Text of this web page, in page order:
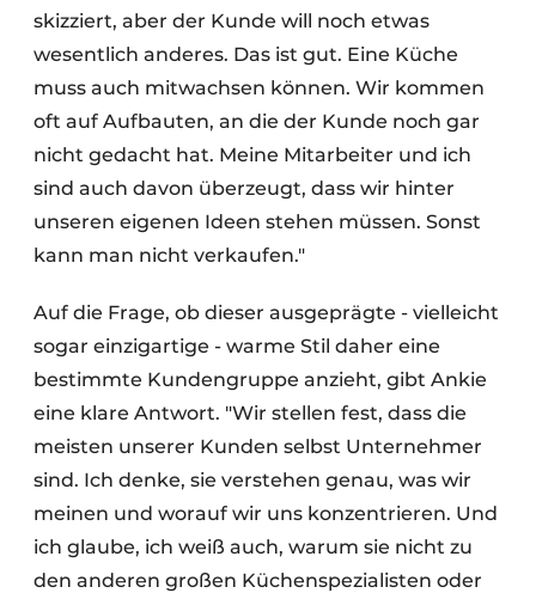
skizziert, aber der Kunde will noch etwas
wesentlich anderes. Das ist gut. Eine Küche
muss auch mitwachsen können. Wir kommen
oft auf Aufbauten, an die der Kunde noch gar
nicht gedacht hat. Meine Mitarbeiter und ich
sind auch davon überzeugt, dass wir hinter
unseren eigenen Ideen stehen müssen. Sonst
kann man nicht verkaufen."
Auf die Frage, ob dieser ausgeprägte - vielleicht
sogar einzigartige - warme Stil daher eine
bestimmte Kundengruppe anzieht, gibt Ankie
eine klare Antwort. "Wir stellen fest, dass die
meisten unserer Kunden selbst Unternehmer
sind. Ich denke, sie verstehen genau, was wir
meinen und worauf wir uns konzentrieren. Und
ich glaube, ich weiß auch, warum sie nicht zu
den anderen großen Küchenspezialisten oder